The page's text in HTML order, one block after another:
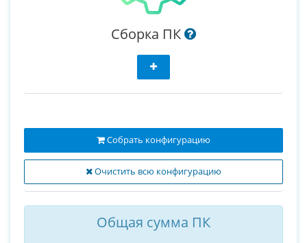
Сборка ПК
Очистить всю конфигурацию
Собрать конфигурацию
Общая сумма ПК